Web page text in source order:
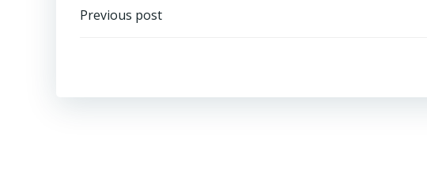
Навигация
записям
Previous post